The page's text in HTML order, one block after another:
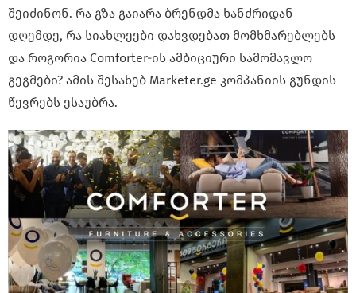
შეიძინონ. რა გზა გაიარა ბრენდმა ხანძრიდან
დღემდე, რა სიახლეები დახვდებათ მომხმარებლებს
და როგორია Comforter-ის ამბიციური სამომავლო
გეგმები? ამის შესახებ Marketer.ge კომპანიის გუნდის
წევრებს ესაუბრა.